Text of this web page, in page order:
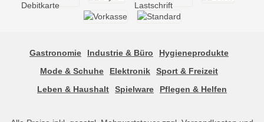
Gastronomie Industrie & Büro
Hygieneprodukte
Mode & Schuhe
Elektronik
Sport & Freizeit
Leben & Haushalt
Spielware Pflegen & Helfen